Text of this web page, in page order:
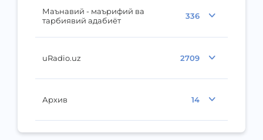
Маънавий - маърифий ва
тарбиявий адабиёт
336
uRadio.uz 2709
Архив 14